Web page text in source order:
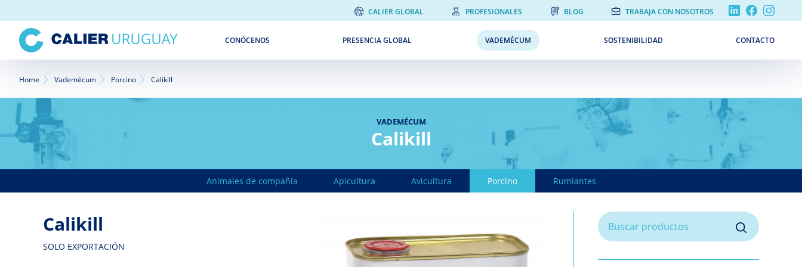
al
contenido
principal
CALIER GLOBAL PROFESIONALES BLOG TRABAJA CON NOSOTROS
CONÓCENOS PRESENCIA GLOBAL VADEMÉCUM SOSTENIBILIDAD CONTACTO
Sobrescribir
enlaces
de
ayuda
a
la
navegación
Home Vademécum Porcino Calikill
VADEMÉCUM
Calikill
Animales de compañía Apicultura Avicultura Porcino Rumiantes
Calikill
SOLO EXPORTACIÓN